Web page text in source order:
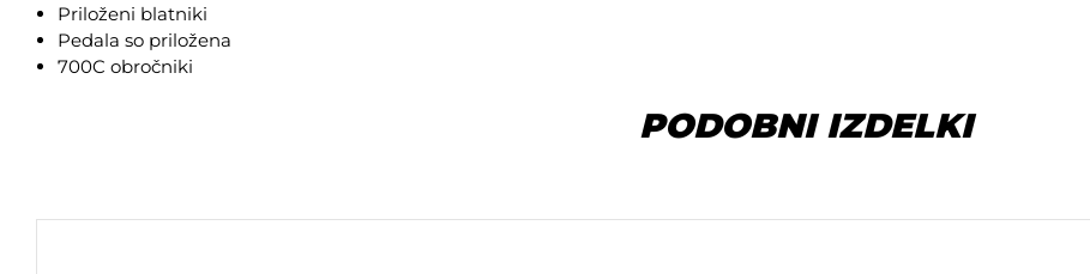
Priloženi blatniki
Pedala so priložena
700C obročniki
PODOBNI IZDELKI